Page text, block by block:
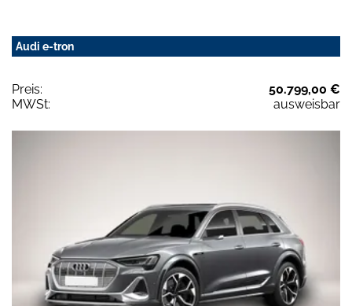
Audi e-tron
Preis:
50.799,00 €
MWSt:
ausweisbar